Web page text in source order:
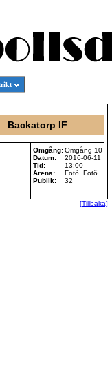
Backatorp IF
Omgång:Omgång 10
Datum:
2016-06-11
Tid:
13:00
Arena:
Fotö, Fotö
Publik:
32
[Tillbaka]